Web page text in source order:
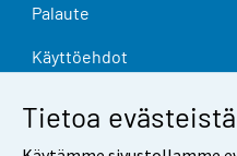
Tietoa evästeistä
Palaute
Käyttöehdot